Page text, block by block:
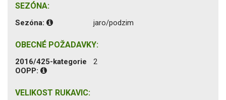
SEZÓNA:
Sezóna: jaro/podzim
OBECNÉ POŽADAVKY:
2016/425-kategorie
OOPP:
2
VELIKOST RUKAVIC: